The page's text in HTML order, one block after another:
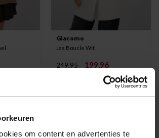
om content en advertenties te
Giacomo
Jas Boucle Wit
249,95 199,96